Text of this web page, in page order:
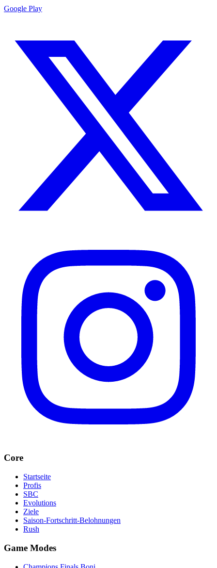
Google Play
Core
Startseite
Profis
SBC
Evolutions
Ziele
Saison-Fortschritt-Belohnungen
Rush
Game Modes